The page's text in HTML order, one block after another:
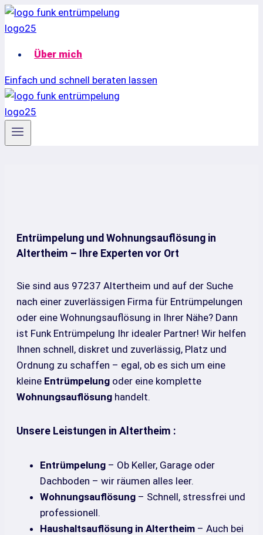
Zum
Inhalt
Über mich
Einfach und schnell beraten lassen
Entrümpelung und Wohnungsauflösung in
Altertheim – Ihre Experten vor Ort
Sie sind aus 97237 Altertheim und auf der Suche
nach einer zuverlässigen Firma für Entrümpelungen
oder eine Wohnungsauflösung in Ihrer Nähe? Dann
ist Funk Entrümpelung Ihr idealer Partner! Wir helfen
Ihnen schnell, diskret und zuverlässig, Platz und
Ordnung zu schaffen – egal, ob es sich um eine
kleine Entrümpelung oder eine komplette
Wohnungsauflösung handelt.
Unsere Leistungen in Altertheim :
Entrümpelung – Ob Keller, Garage oder
Dachboden – wir räumen alles leer.
Wohnungsauflösung – Schnell, stressfrei und
professionell.
Haushaltsauflösung in Altertheim – Auch bei